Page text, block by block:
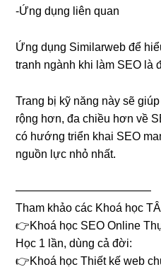
-Ứng dụng liên quan
Ứng dụng Similarweb để
tranh ngành khi làm SEO là
Trang bị kỹ năng này sẽ
rộng hơn, đa chiều hơn về
có hướng triển khai SEO
nguồn lực nhỏ nhất.
————————————
Tham khảo các Khoá học
👉Khoá học SEO Online
Học 1 lần, dùng cả đời:
👉Khoá học Thiết kế web